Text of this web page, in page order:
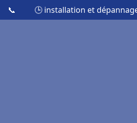
📞 🕒 installation et